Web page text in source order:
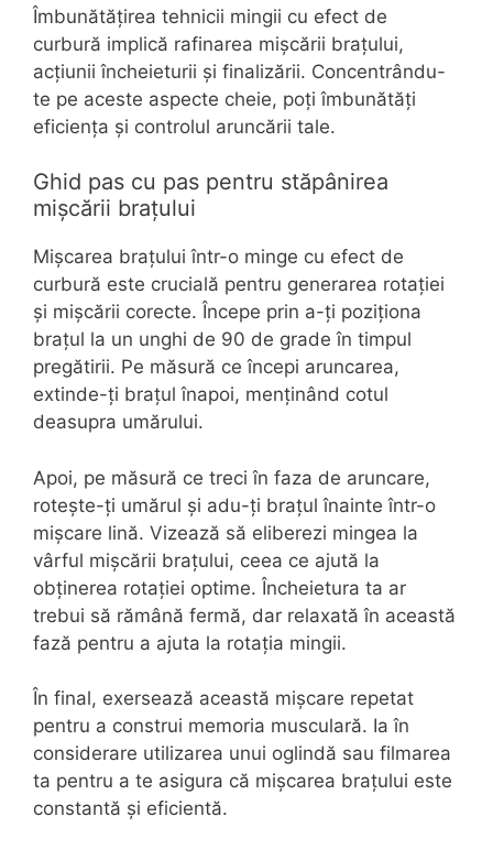
Îmbunătățirea tehnicii mingii cu efect de
curbură implică rafinarea mișcării brațului,
acțiunii încheieturii și finalizării. Concentrându-
te pe aceste aspecte cheie, poți îmbunătăți
eficiența și controlul aruncării tale.
Ghid pas cu pas pentru stăpânirea
mișcării brațului
Mișcarea brațului într-o minge cu efect de
curbură este crucială pentru generarea rotației
și mișcării corecte. Începe prin a-ți poziționa
brațul la un unghi de 90 de grade în timpul
pregătirii. Pe măsură ce începi aruncarea,
extinde-ți brațul înapoi, menținând cotul
deasupra umărului.
Apoi, pe măsură ce treci în faza de aruncare,
rotește-ți umărul și adu-ți brațul înainte într-o
mișcare lină. Vizează să eliberezi mingea la
vârful mișcării brațului, ceea ce ajută la
obținerea rotației optime. Încheietura ta ar
trebui să rămână fermă, dar relaxată în această
fază pentru a ajuta la rotația mingii.
În final, exersează această mișcare repetat
pentru a construi memoria musculară. Ia în
considerare utilizarea unui oglindă sau filmarea
ta pentru a te asigura că mișcarea brațului este
constantă și eficientă.